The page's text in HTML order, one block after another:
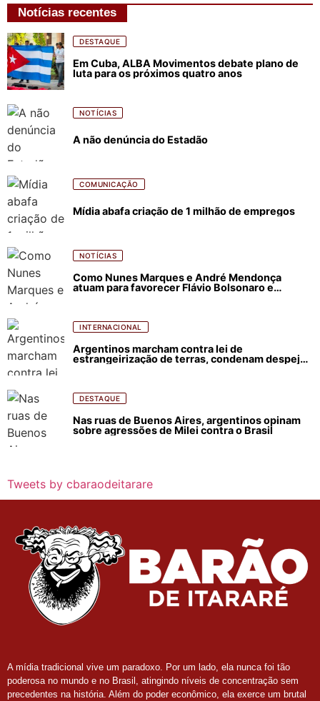
Notícias recentes
DESTAQUE
Em Cuba, ALBA Movimentos debate plano de
luta para os próximos quatro anos
NOTÍCIAS
A não denúncia do Estadão
COMUNICAÇÃO
Mídia abafa criação de 1 milhão de empregos
NOTÍCIAS
Como Nunes Marques e André Mendonça
atuam para favorecer Flávio Bolsonaro e
INTERNACIONAL
Argentinos marcham contra lei de
estrangeirização de terras, condenam despejos
DESTAQUE
Nas ruas de Buenos Aires, argentinos opinam
sobre agressões de Milei contra o Brasil
Tweets by cbaraodeitarare
A mídia tradicional vive um paradoxo. Por um lado, ela nunca foi tão
poderosa no mundo e no Brasil, atingindo níveis de concentração sem
precedentes na história. Além do poder econômico, ela exerce um brutal